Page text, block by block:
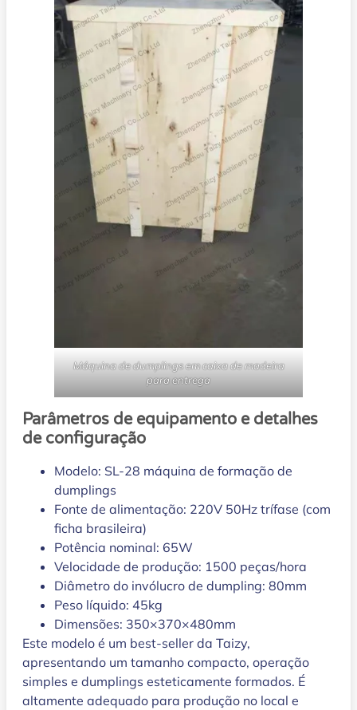
Máquina de dumplings em caixa de madeira
para entrega
Parâmetros de equipamento e detalhes
de configuração
Modelo: SL-28 máquina de formação de
dumplings
Fonte de alimentação: 220V 50Hz trífase (com
ficha brasileira)
Potência nominal: 65W
Velocidade de produção: 1500 peças/hora
Diâmetro do invólucro de dumpling: 80mm
Peso líquido: 45kg
Dimensões: 350×370×480mm
Este modelo é um best-seller da Taizy,
apresentando um tamanho compacto, operação
simples e dumplings esteticamente formados. É
altamente adequado para produção no local e